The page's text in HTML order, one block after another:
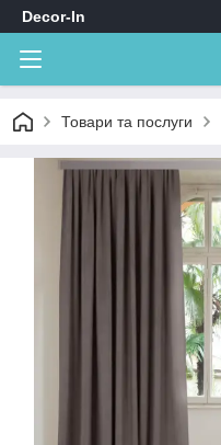
Decor-In
Товари та послуги